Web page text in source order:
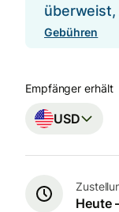
überweist,
Gebühren
Empfänger erhält
USD
Heute